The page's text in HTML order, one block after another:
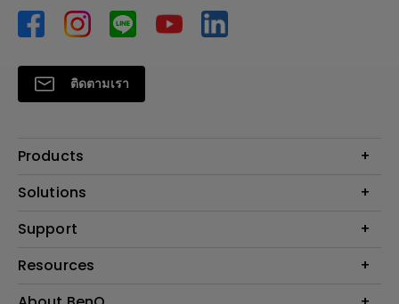
ติดตามเรา
Products
โปรเจคเตอร์
โคมไฟ
Solutions
BenQ AQCOLOR Technology
Support
ติดต่อเรา
Resources
คำนวณระยะทางฉายโปรเจคเตอร์